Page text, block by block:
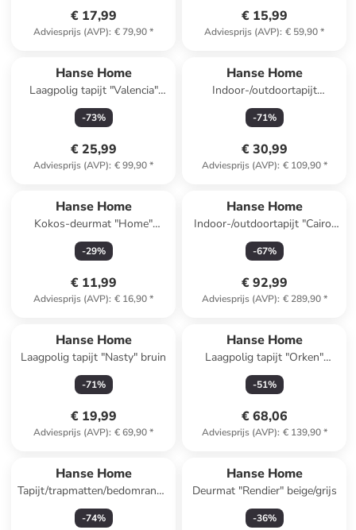
€ 17,99
Adviesprijs (AVP): € 79,90*
€ 15,99
Adviesprijs (AVP): € 59,90*
Hanse Home
Laagpolig tapijt "Valencia"
grijs
-73%
€ 25,99
Adviesprijs (AVP): € 99,90*
Hanse Home
Indoor-/outdoortapijt
"Braided" lichtgrijs
-71%
€ 30,99
Adviesprijs (AVP): € 109,90*
Hanse Home
Kokos-deurmat "Home"
naturel
-29%
€ 11,99
Adviesprijs (AVP): € 16,90*
Hanse Home
Indoor-/outdoortapijt "Cairo"
crème/zwart
-67%
€ 92,99
Adviesprijs (AVP): € 289,90*
Hanse Home
Laagpolig tapijt "Nasty" bruin
-71%
€ 19,99
Adviesprijs (AVP): € 69,90*
Hanse Home
Laagpolig tapijt "Orken"
grijs/crème
-51%
€ 68,06
Adviesprijs (AVP): € 139,90*
Hanse Home
Tapijt/trapmatten/bedomranding
"Fancy" groen
-74%
Hanse Home
Deurmat "Rendier" beige/grijs
-36%